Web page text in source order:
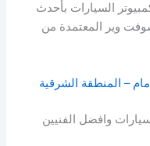
السيارات بأحدث
وير المعتمدة من
– المنطقة الشرقية
وافضل الفنيين